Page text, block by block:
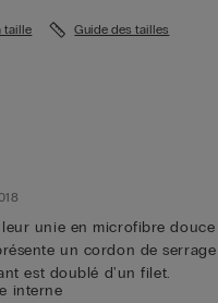
taille Guide des tailles
unie en microfibre douce
un cordon de
est doublé d'un filet.
interne